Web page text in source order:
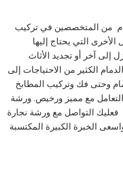
من المتخصصين في تركيب
الأخرى التي يحتاج إليها
إلى آخر أو تجديد الأثاث
الكثير من الاحتياجات إلى
وحتى فك وتركيب المطابخ
مع مميز ورخيص. ورشة
فعليك التواصل مع ورشة نجارة
الخبرة الكبيرة المكتسبة